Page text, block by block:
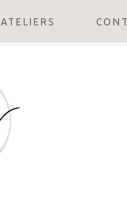
ATELIERS